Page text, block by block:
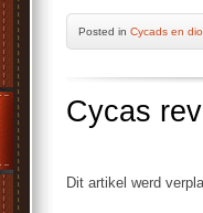
Posted in Cycads en
Cycas
Dit artikel werd